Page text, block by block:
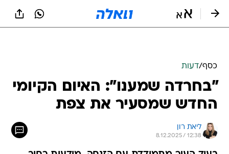
כסף/דעות
"בחרדה שמענו": האיום הקיומי
החדש שמסעיר את צפת
ליאת רון
8.12.2025 / 12:38